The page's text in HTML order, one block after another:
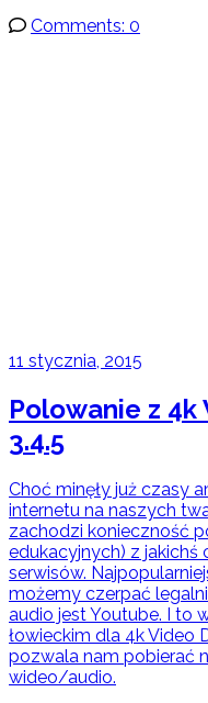
Comments: 0
11 stycznia, 2015
Polowanie z
3.4.5
Choć minęły już czasy
internetu na naszych
zachodzi konieczność
edukacyjnych) z jakichś
serwisów.
możemy czerpać
audio jest Youtube. I to
łowieckim dla 4k Video
pozwala nam pobierać
wideo/audio.